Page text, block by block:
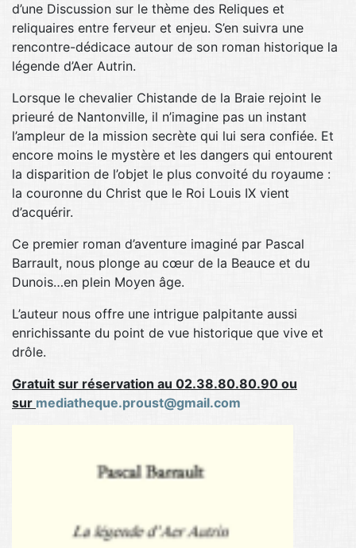
d’une Discussion sur le thème des Reliques et
reliquaires entre ferveur et enjeu. S’en suivra une
rencontre-dédicace autour de son roman historique la
légende d’Aer Autrin.
Lorsque le chevalier Chistande de la Braie rejoint le
prieuré de Nantonville, il n’imagine pas un instant
l’ampleur de la mission secrète qui lui sera confiée. Et
encore moins le mystère et les dangers qui entourent
la disparition de l’objet le plus convoité du royaume :
la couronne du Christ que le Roi Louis IX vient
d’acquérir.
Ce premier roman d’aventure imaginé par Pascal
Barrault, nous plonge au cœur de la Beauce et du
Dunois…en plein Moyen âge.
L’auteur nous offre une intrigue palpitante aussi
enrichissante du point de vue historique que vive et
drôle.
Gratuit sur réservation au 02.38.80.80.90 ou
sur mediatheque.proust@gmail.com